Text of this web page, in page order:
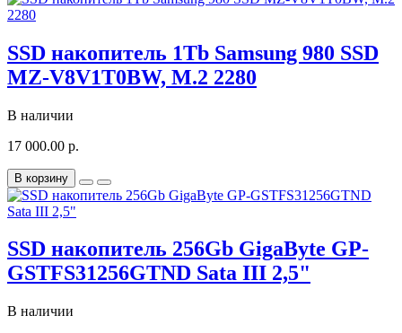
SSD накопитель 1Tb Samsung 980 SSD
MZ-V8V1T0BW, M.2 2280
В наличии
17 000.00 р.
В корзину
SSD накопитель 256Gb GigaByte GP-
GSTFS31256GTND Sata III 2,5"
В наличии